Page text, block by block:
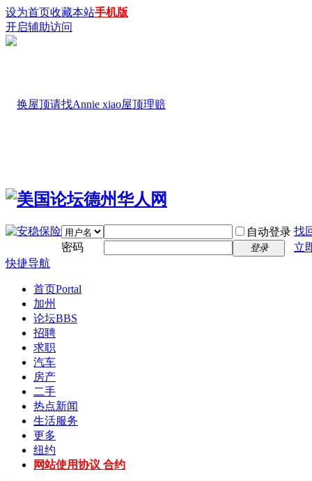
设为首页收藏本站手机版
开启辅助访问
自动登录 找
密码
登录
立
快捷导航
首页Portal
加州
论坛BBS
招聘
求职
汽车
房产
二手
热点新闻
生活服务
更多
纽约
网站使用协议 合约